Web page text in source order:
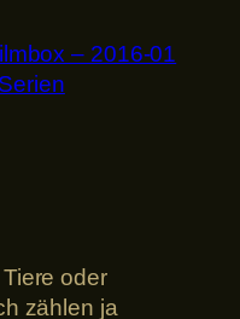
– 2016-01
oder
zählen ja